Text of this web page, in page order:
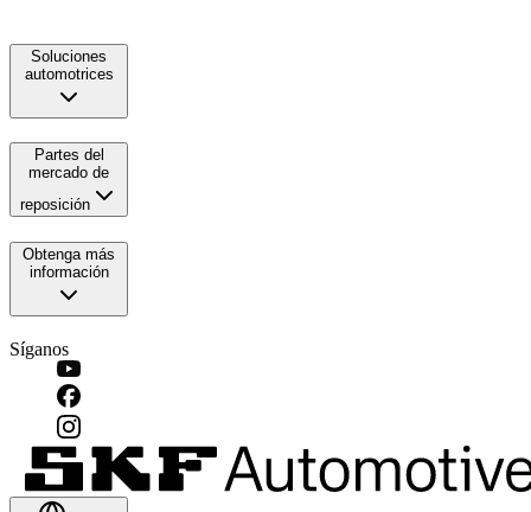
Soluciones
automotrices
Partes del
mercado de
reposición
Obtenga más
información
Síganos